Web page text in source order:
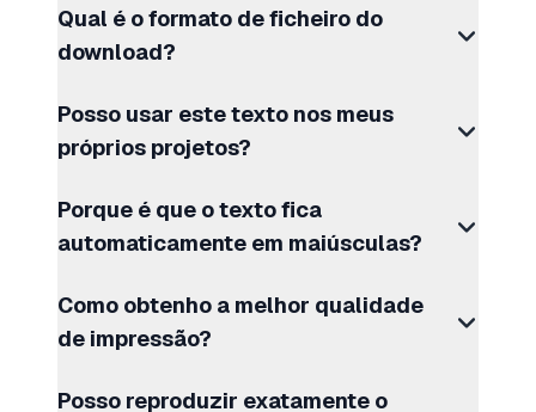
Qual é o formato de ficheiro do
download?
Posso usar este texto nos meus
próprios projetos?
Porque é que o texto fica
automaticamente em maiúsculas?
Como obtenho a melhor qualidade
de impressão?
Posso reproduzir exatamente o